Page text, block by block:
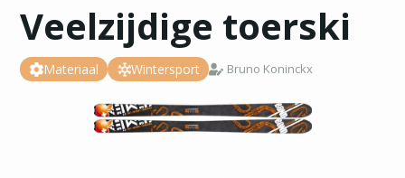
Veelzijdige toerski
Materiaal Wintersport Bruno Koninckx